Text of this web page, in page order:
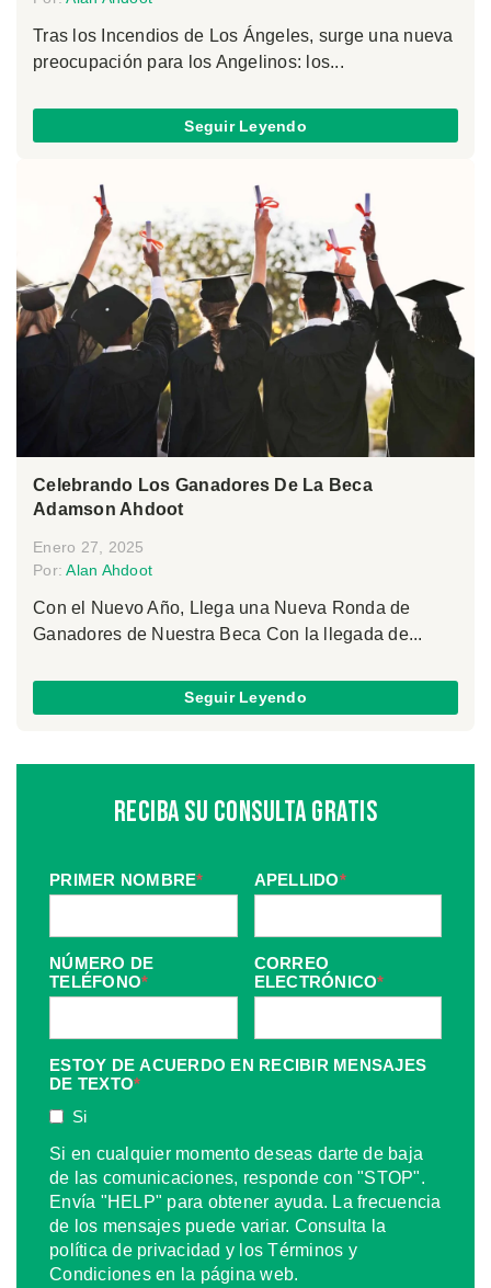
Tras los Incendios de Los Ángeles, surge una nueva
preocupación para los Angelinos: los...
Seguir Leyendo
Celebrando Los Ganadores De La Beca
Adamson Ahdoot
Enero 27, 2025
Por:Alan Ahdoot
Con el Nuevo Año, Llega una Nueva Ronda de
Ganadores de Nuestra Beca Con la llegada de...
Seguir Leyendo
Reciba Su Consulta Gratis
PRIMER NOMBRE* APELLIDO*
NÚMERO DE
TELÉFONO*
CORREO
ELECTRÓNICO*
ESTOY DE ACUERDO EN RECIBIR MENSAJES
DE TEXTO*
Si
Si en cualquier momento deseas darte de baja
de las comunicaciones, responde con "STOP".
Envía "HELP" para obtener ayuda. La frecuencia
de los mensajes puede variar. Consulta la
política de privacidad y los Términos y
Condiciones en la página web.